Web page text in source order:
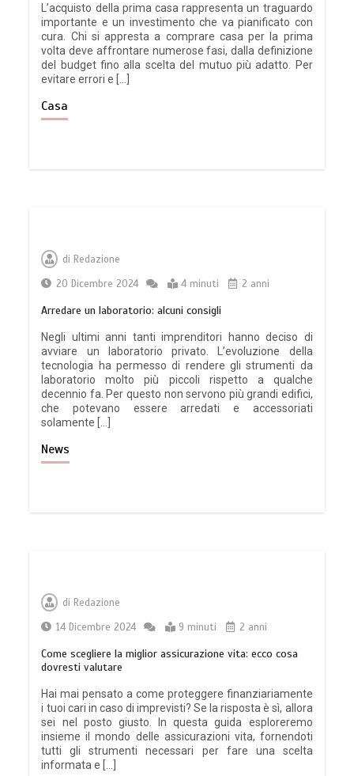
L’acquisto della prima casa rappresenta un traguardo
importante e un investimento che va pianificato con
cura. Chi si appresta a comprare casa per la prima
volta deve affrontare numerose fasi, dalla definizione
del budget fino alla scelta del mutuo più adatto. Per
evitare errori e […]
Casa
di Redazione
20 Dicembre 2024
4 minuti 2 anni
Arredare un laboratorio: alcuni consigli
Negli ultimi anni tanti imprenditori hanno deciso di
avviare un laboratorio privato. L’evoluzione della
tecnologia ha permesso di rendere gli strumenti da
laboratorio molto più piccoli rispetto a qualche
decennio fa. Per questo non servono più grandi edifici,
che potevano essere arredati e accessoriati
solamente […]
News
di Redazione
14 Dicembre 2024
9 minuti 2 anni
Come scegliere la miglior assicurazione vita: ecco cosa
dovresti valutare
Hai mai pensato a come proteggere finanziariamente
i tuoi cari in caso di imprevisti? Se la risposta è sì, allora
sei nel posto giusto. In questa guida esploreremo
insieme il mondo delle assicurazioni vita, fornendoti
tutti gli strumenti necessari per fare una scelta
informata e […]